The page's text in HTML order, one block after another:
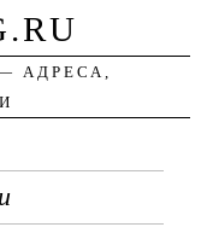
АДРЕСА,